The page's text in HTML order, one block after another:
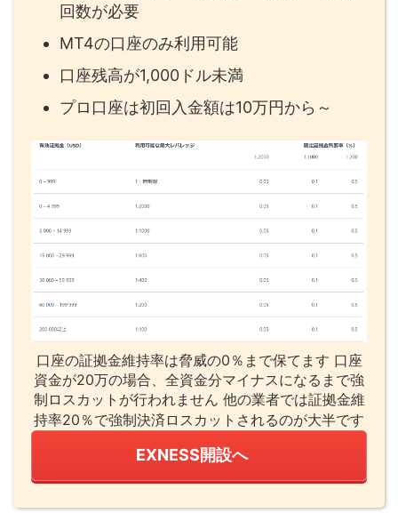
回数が必要
MT4の口座のみ利用可能
口座残高が1,000ドル未満
プロ口座は初回入金額は10万円から～
口座の証拠金維持率は脅威の0％まで保てます 口座
資金が20万の場合、全資金分マイナスになるまで強
制ロスカットが行われません 他の業者では証拠金維
持率20％で強制決済ロスカットされるのが大半です
EXNESS開設へ